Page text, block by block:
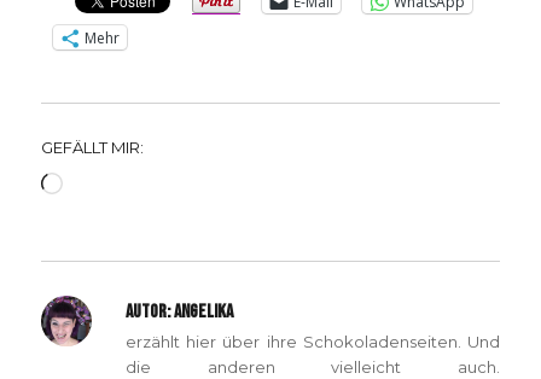
Mehr
GEFÄLLT MIR:
Wird
AUTOR:ANGELIKA
erzählt hier über ihre Schokoladenseiten. Und
die anderen vielleicht auch.